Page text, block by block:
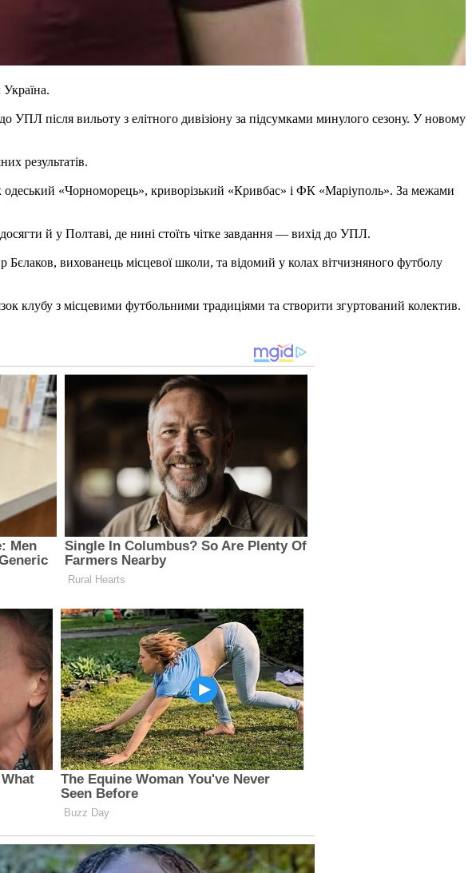
після вильоту з елітного дивізіону за підсумками минулого сезону. У новому
результатів.
«Чорноморець», криворізький «Кривбас» і ФК «Маріуполь». За межами
й у Полтаві, де нині стоїть чітке завдання — вихід до УПЛ.
вихованець місцевої школи, та відомий у колах вітчизняного футболу
клубу з місцевими футбольними традиціями та створити згуртований колектив.